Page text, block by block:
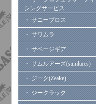
シングサービス
・ サニーブロス
・ サワムラ
・ サベージギア
・ サムルアーズ(sumlures)
・ ジーク(Zeake)
・ ジークラック